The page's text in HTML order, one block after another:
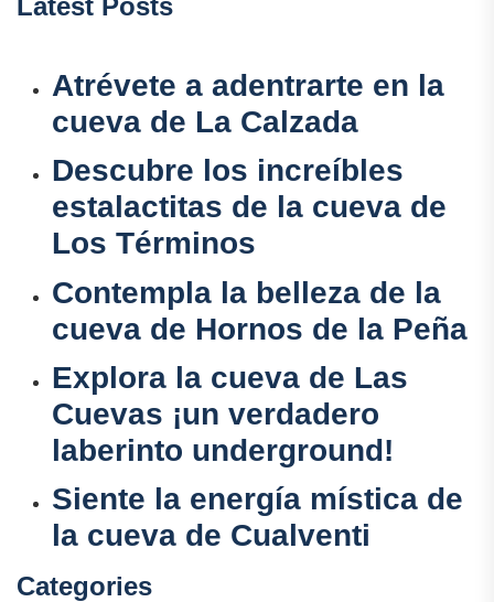
Latest Posts
Atrévete a adentrarte en la
cueva de La Calzada
Descubre los increíbles
estalactitas de la cueva de
Los Términos
Contempla la belleza de la
cueva de Hornos de la Peña
Explora la cueva de Las
Cuevas ¡un verdadero
laberinto underground!
Siente la energía mística de
la cueva de Cualventi
Categories